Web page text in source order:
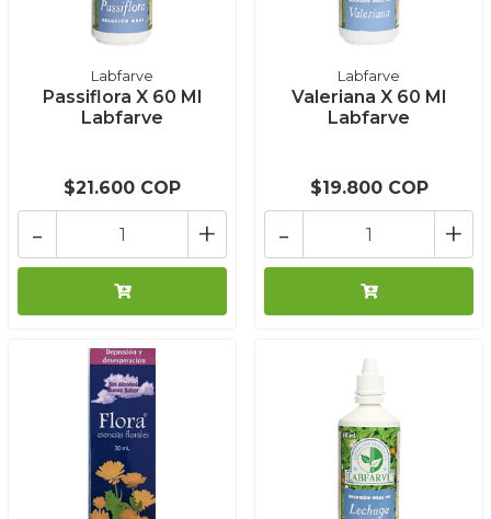
Labfarve
Passiflora X 60 Ml
Labfarve
$21.600 COP
+
-
Labfarve
Valeriana X 60 Ml
Labfarve
$19.800 COP
+
-